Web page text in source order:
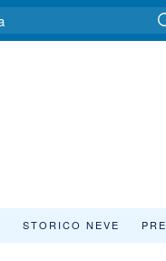
STORICO NEVE